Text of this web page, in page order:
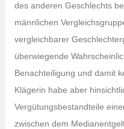
des anderen Geschlechts
männlichen
vergleichbarer
überwiegende
Benachteiligung und damit
Klägerin habe aber
Vergütungsbestandteile
zwischen dem